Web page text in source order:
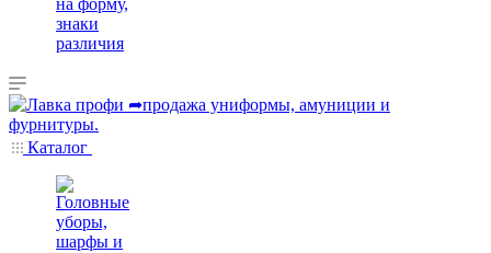
на форму,
знаки
различия
Каталог